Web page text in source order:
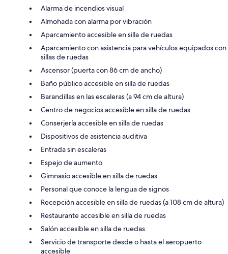
Alarma de incendios visual
Almohada con alarma por vibración
Aparcamiento accesible en silla de ruedas
Aparcamiento con asistencia para vehículos equipados con
sillas de ruedas
Ascensor (puerta con 86 cm de ancho)
Baño público accesible en silla de ruedas
Barandillas en las escaleras (a 94 cm de altura)
Centro de negocios accesible en silla de ruedas
Conserjería accesible en silla de ruedas
Dispositivos de asistencia auditiva
Entrada sin escaleras
Espejo de aumento
Gimnasio accesible en silla de ruedas
Personal que conoce la lengua de signos
Recepción accesible en silla de ruedas (a 108 cm de altura)
Restaurante accesible en silla de ruedas
Salón accesible en silla de ruedas
Servicio de transporte desde o hasta el aeropuerto
accesible